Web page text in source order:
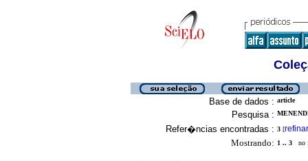
Base de dados : article
Pesquisa :
Refer�ncias encontradas : 3 [refinar
Mostrando: 1 .. 3 no